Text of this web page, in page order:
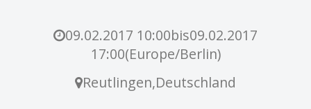
09.02.2017 10:00bis09.02.2017
17:00(Europe/Berlin)
Reutlingen,Deutschland